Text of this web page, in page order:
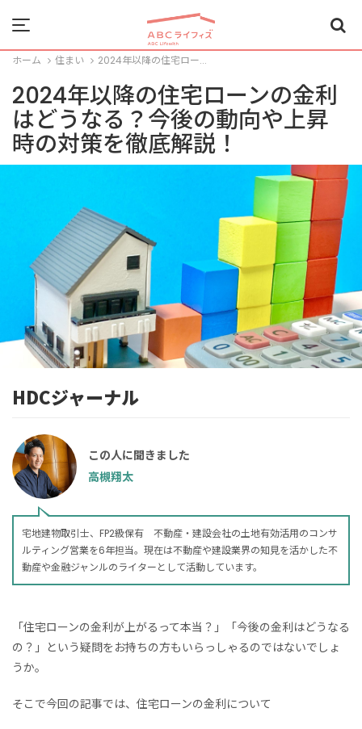
Menu
ホーム 住まい 2024年以降の住宅ロー...
2024年以降の住宅ローンの金利
はどうなる？今後の動向や上昇
時の対策を徹底解説！
HDCジャーナル
この人に聞きました
高槻翔太
宅地建物取引士、FP2級保有 不動産・建設会社の土地有効活用のコンサ
ルティング営業を6年担当。現在は不動産や建設業界の知見を活かした不
動産や金融ジャンルのライターとして活動しています。
「住宅ローンの金利が上がるって本当？」「今後の金利はどうなる
の？」という疑問をお持ちの方もいらっしゃるのではないでしょ
うか。
そこで今回の記事では、住宅ローンの金利について